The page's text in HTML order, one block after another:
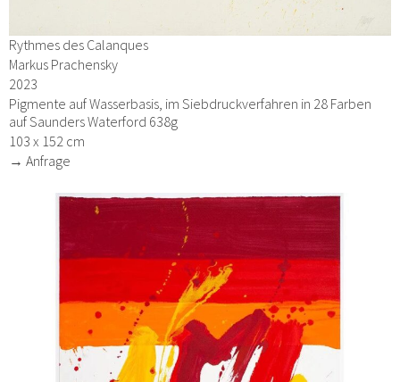
Rythmes des Calanques
Markus Prachensky
2023
Pigmente auf Wasserbasis, im Siebdruckverfahren in 28 Farben
auf Saunders Waterford 638g
103 x 152 cm
→ Anfrage